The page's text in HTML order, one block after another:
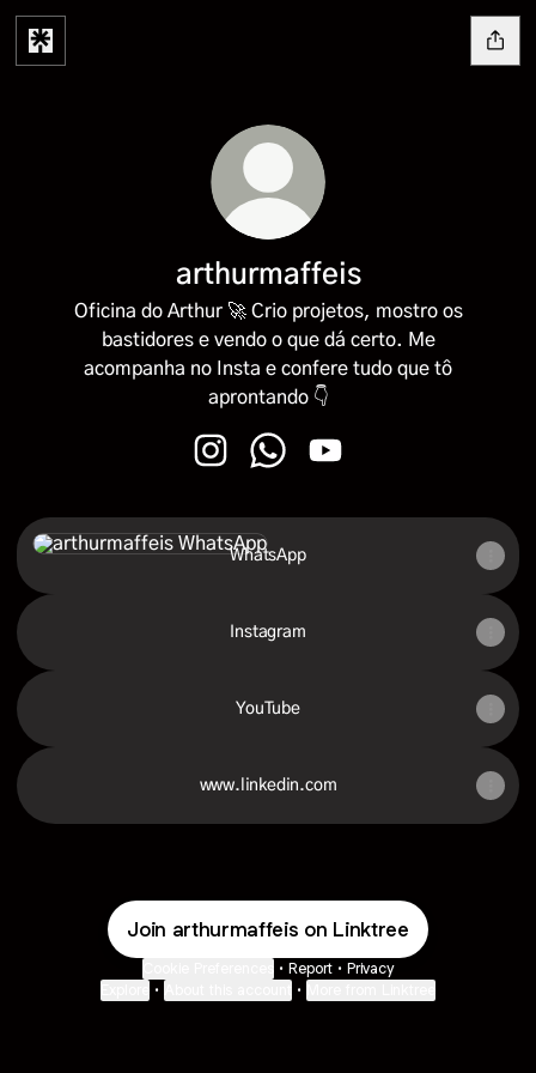
arthurmaffeis
Oficina do Arthur 🚀 Crio projetos, mostro os
bastidores e vendo o que dá certo. Me
acompanha no Insta e confere tudo que tô
aprontando 👇
WhatsApp
WhatsApp
Instagram
YouTube
www.linkedin.com
Join arthurmaffeis on Linktree
• Report • Privacy
• •